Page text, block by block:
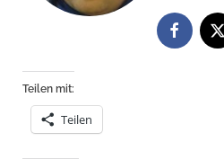
Teilen mit:
Teilen